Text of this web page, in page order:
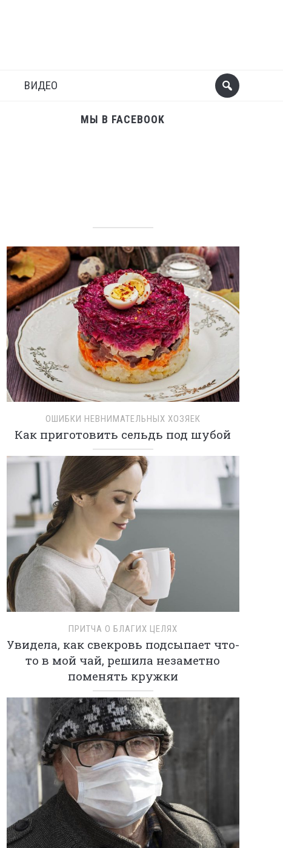
ВИДЕО
МЫ В FACEBOOK
ОШИБКИ НЕВНИМАТЕЛЬНЫХ ХОЗЯЕК
Как приготовить сельдь под шубой
ПРИТЧА О БЛАГИХ ЦЕЛЯХ
Увидела, как свекровь подсыпает что-
то в мой чай, решила незаметно
поменять кружки